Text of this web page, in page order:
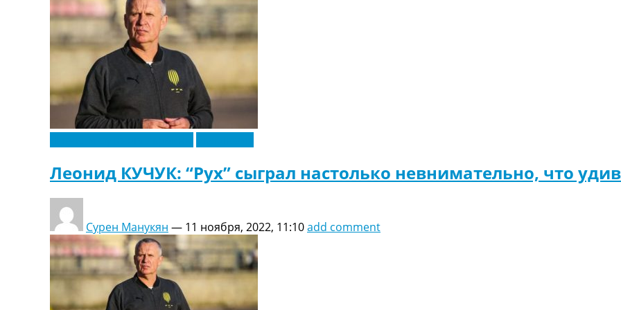
Леонид КУЧУК: “Рух” сыграл настолько невнимательно, что
Сурен Манукян — 11 ноября, 2022, 11:10add comment